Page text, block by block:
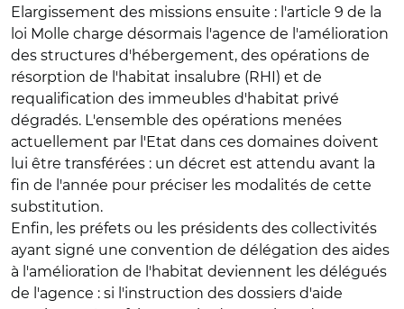
Elargissement des missions ensuite : l'article 9 de la
loi Molle charge désormais l'agence de l'amélioration
des structures d'hébergement, des opérations de
résorption de l'habitat insalubre (RHI) et de
requalification des immeubles d'habitat privé
dégradés. L'ensemble des opérations menées
actuellement par l'Etat dans ces domaines doivent
lui être transférées : un décret est attendu avant la
fin de l'année pour préciser les modalités de cette
substitution.
Enfin, les préfets ou les présidents des collectivités
ayant signé une convention de délégation des aides
à l'amélioration de l'habitat deviennent les délégués
de l'agence : si l'instruction des dossiers d'aide